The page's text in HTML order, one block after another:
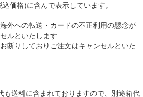
価格)に含んで表示しています。
外への転送・カードの不正利用の懸念が
ルといたします
断りしておりご注文はキャンセルといた
も送料に含まれておりますので、別途箱代